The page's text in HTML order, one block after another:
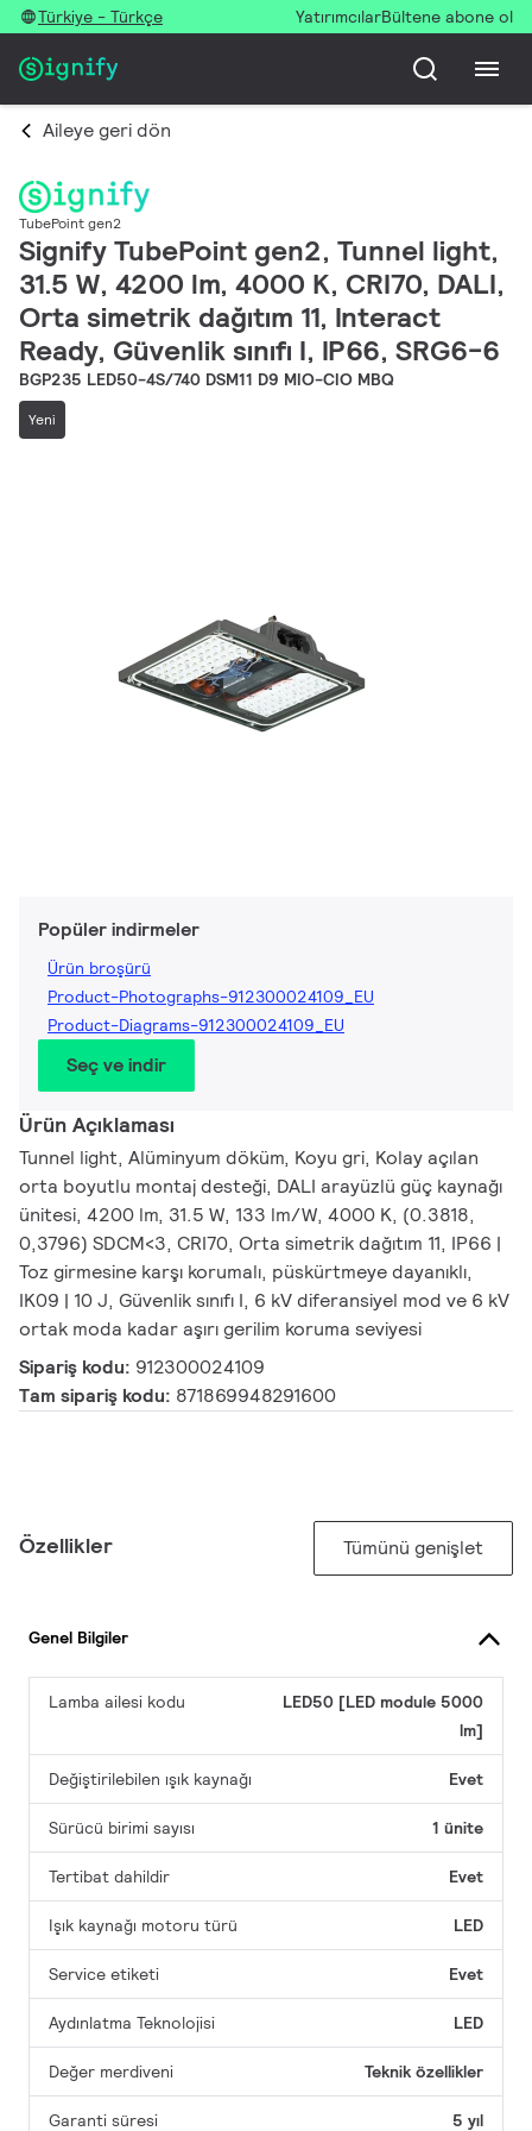
Türkiye - Türkçe YatırımcılarBültene abone ol
Aileye geri dön
TubePoint gen2
Signify TubePoint gen2, Tunnel light,
31.5 W, 4200 lm, 4000 K, CRI70, DALI,
Orta simetrik dağıtım 11, Interact
Ready, Güvenlik sınıfı I, IP66, SRG6-6
BGP235 LED50-4S/740 DSM11 D9 MIO-CIO MBQ
Yeni
Popüler indirmeler
Ürün broşürü
Product-Photographs-912300024109_EU
Product-Diagrams-912300024109_EU
Seç ve indir
Ürün Açıklaması
Tunnel light, Alüminyum döküm, Koyu gri, Kolay açılan
orta boyutlu montaj desteği, DALI arayüzlü güç kaynağı
ünitesi, 4200 lm, 31.5 W, 133 lm/W, 4000 K, (0.3818,
0,3796) SDCM<3, CRI70, Orta simetrik dağıtım 11, IP66 |
Toz girmesine karşı korumalı, püskürtmeye dayanıklı,
IK09 | 10 J, Güvenlik sınıfı I, 6 kV diferansiyel mod ve 6 kV
ortak moda kadar aşırı gerilim koruma seviyesi
Sipariş kodu: 912300024109
Tam sipariş kodu: 871869948291600
Özellikler Tümünü genişlet
Genel Bilgiler
Lamba ailesi kodu
LED50 [LED module 5000
lm]
Değiştirilebilen ışık kaynağı Evet
Sürücü birimi sayısı 1 ünite
Tertibat dahildir Evet
Işık kaynağı motoru türü LED
Service etiketi Evet
Aydınlatma Teknolojisi LED
Değer merdiveni Teknik özellikler
Garanti süresi 5 yıl